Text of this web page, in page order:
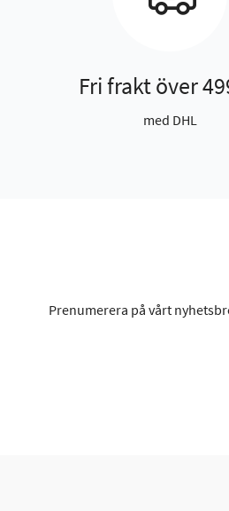
Fri frakt över
med DHL
Prenumerera på vårt